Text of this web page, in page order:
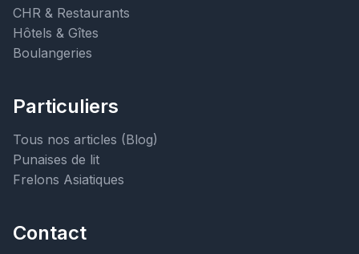
CHR & Restaurants
Hôtels & Gîtes
Boulangeries
Particuliers
Tous nos articles (Blog)
Punaises de lit
Frelons Asiatiques
Contact